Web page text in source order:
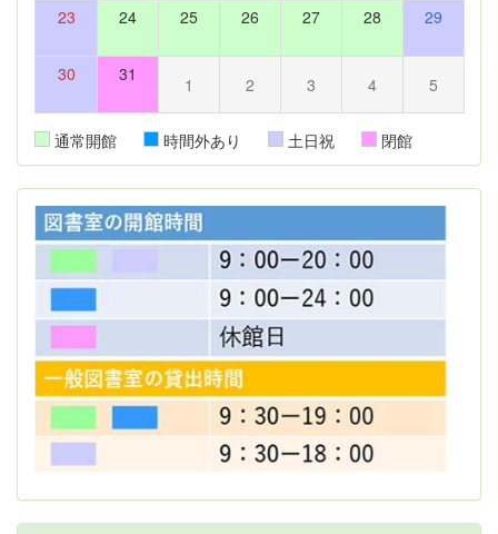
23 24 25 26 27 28 29
30 31 1 2 3 4 5
通常開館 時間外あり 土日祝 閉館